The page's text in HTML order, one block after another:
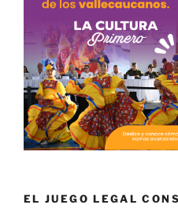
EL JUEGO LEGAL